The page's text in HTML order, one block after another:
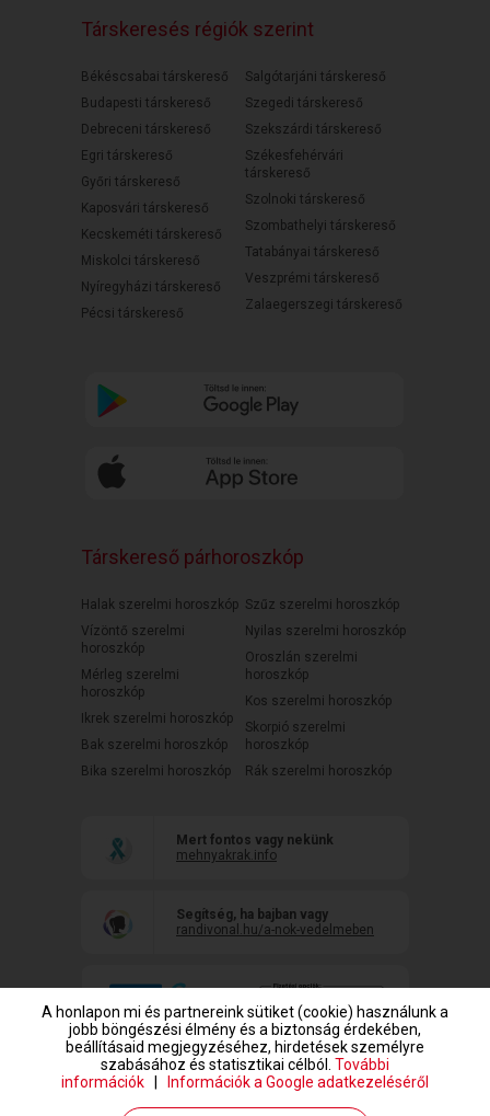
Társkeresés régiók szerint
Békéscsabai társkereső
Budapesti társkereső
Debreceni társkereső
Egri társkereső
Győri társkereső
Kaposvári társkereső
Kecskeméti társkereső
Miskolci társkereső
Nyíregyházi társkereső
Pécsi társkereső
Salgótarjáni társkereső
Szegedi társkereső
Szekszárdi társkereső
Székesfehérvári
társkereső
Szolnoki társkereső
Szombathelyi társkereső
Tatabányai társkereső
Veszprémi társkereső
Zalaegerszegi társkereső
Társkereső párhoroszkóp
Halak szerelmi horoszkóp
Vízöntő szerelmi
horoszkóp
Mérleg szerelmi
horoszkóp
Ikrek szerelmi horoszkóp
Bak szerelmi horoszkóp
Bika szerelmi horoszkóp
Szűz szerelmi horoszkóp
Nyilas szerelmi horoszkóp
Oroszlán szerelmi
horoszkóp
Kos szerelmi horoszkóp
Skorpió szerelmi
horoszkóp
Rák szerelmi horoszkóp
Mert fontos vagy nekünk
mehnyakrak.info
Segítség, ha bajban vagy
randivonal.hu/a-nok-vedelmeben
A honlapon mi és partnereink sütiket (cookie) használunk a
jobb böngészési élmény és a biztonság érdekében,
beállításaid megjegyzéséhez, hirdetések személyre
szabásához és statisztikai célból. További
információk
Információk a Google adatkezeléséről